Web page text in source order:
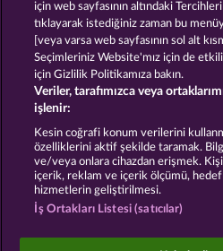
Şirket SSS
İptal talebini
Sosyal casino oyunları
gerçek parayla oynanan
gelecekte elde edilebilecek
kesinlikle hiçbir
©2026 Whow
için web sayfasının altındaki
tıklayarak istediğiniz zaman bu
[veya varsa web sayfasının sol alt
Seçimleriniz Website'mız için de etkili
için Gizlilik Politikamıza bakın.
Veriler, tarafımızca veya
işlenir:
Kesin coğrafi konum verilerini
özelliklerini aktif şekilde taramak.
ve/veya onlara cihazdan erişmek.
içerik, reklam ve içerik ölçümü, hedef
hizmetlerin geliştirilmesi.
İş Ortakları Listesi (satıcılar)